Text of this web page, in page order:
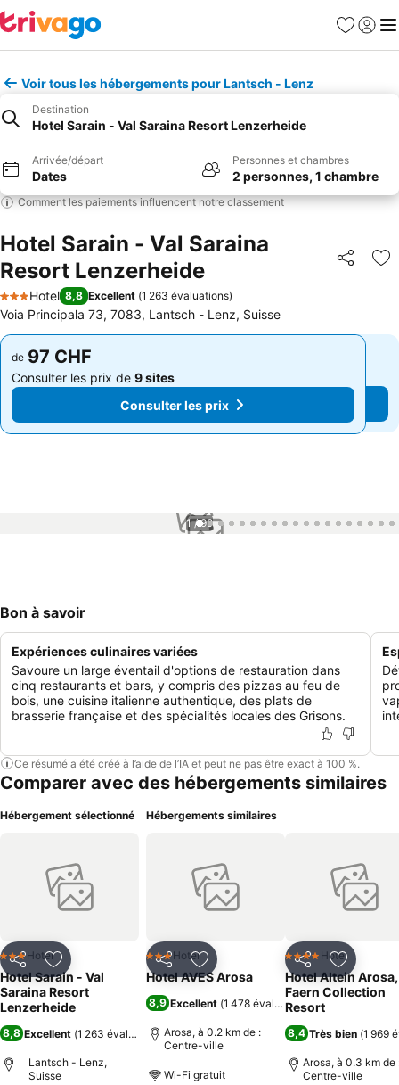
Favoris
Se
Voir tous les hébergements pour Lantsch - Lenz
Destination
Hotel Sarain - Val Saraina Resort Lenzerheide
Arrivée/départ
Dates
Personnes et chambres
2 personnes, 1 chambre
Comment les paiements influencent notre classement
Hotel Sarain - Val Saraina
Resort Lenzerheide
Partager
3 Étoiles
Hotel 8,8 Excellent (1 263 évaluations)
Voia Principala 73, 7083, Lantsch - Lenz, Suisse
de 97 CHF
Consulter les prix de 9 sites
Consulter les prix
de 97 CHF
Consulter les prix de 9 sites
Consulter les prix
1 / 99
Bon à savoir
Expériences culinaires variées
Savoure un large éventail d'options de restauration dans
cinq restaurants et bars, y compris des pizzas au feu de
bois, une cuisine italienne authentique, des plats de
brasserie française et des spécialités locales des Grisons.
Ce résumé a été créé à l’aide de l’IA et peut ne pas être exact à 100 %.
Comparer avec des hébergements similaires
Hébergement sélectionné
PartagerAjouter à mes favoris
3 ÉtoilesHotel
Hotel Sarain - Val
Saraina Resort
Lenzerheide
8,8 Excellent (1 263 évaluations)
Lantsch - Lenz,
Suisse
Hébergements similaires
PartagerAjouter à mes favoris
3 ÉtoilesHotel
Hotel AVES Arosa
8,9 Excellent (1 478 évaluations)
Arosa, à 0.2 km de :
Centre-ville
Wi-Fi gratuit
PartagerAjouter
4 ÉtoilesHotel
Hotel Altein
Faern Collection
Resort
8,4 Très bien (1 969
Arosa, à 0.3 km de
Centre-ville